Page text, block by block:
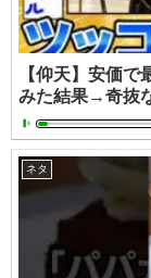
【仰天】安価
みた結果→奇抜
ネタ